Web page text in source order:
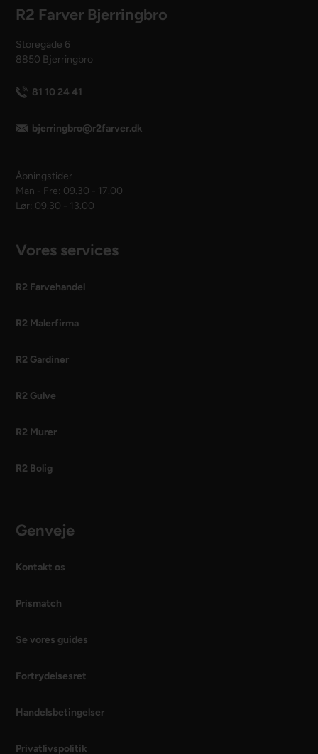
R2 Farver Bjerringbro
Storegade 6
8850 Bjerringbro
81 10 24 41
bjerringbro@r2farver.dk
Åbningstider
Man - Fre: 09.30 - 17.00
Lør: 09.30 - 13.00
Vores services
R2 Farvehandel
R2 Malerfirma
R2 Gardiner
R2 Gulve
R2 Murer
R2 Bolig
Genveje
Kontakt os
Prismatch
Se vores guides
Fortrydelsesret
Handelsbetingelser
Privatlivspolitik